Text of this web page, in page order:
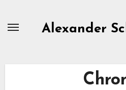
Alexander